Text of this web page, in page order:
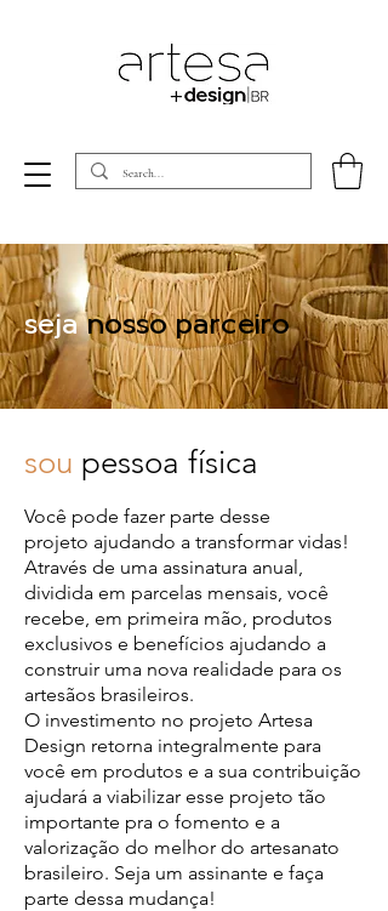
sejanosso parceiro
sou pessoa física
Você pode fazer parte desse
projeto ajudando a transformar vidas!
Através de uma assinatura anual,
dividida em parcelas mensais, você
recebe, em primeira mão, produtos
exclusivos e benefícios ajudando a
construir uma nova realidade para os
artesãos brasileiros.
O investimento no projeto Artesa
Design retorna integralmente para
você em produtos e a sua contribuição
ajudará a viabilizar esse projeto tão
importante pra o fomento e a
valorização do melhor do artesanato
brasileiro. Seja um assinante e faça
parte dessa mudança!